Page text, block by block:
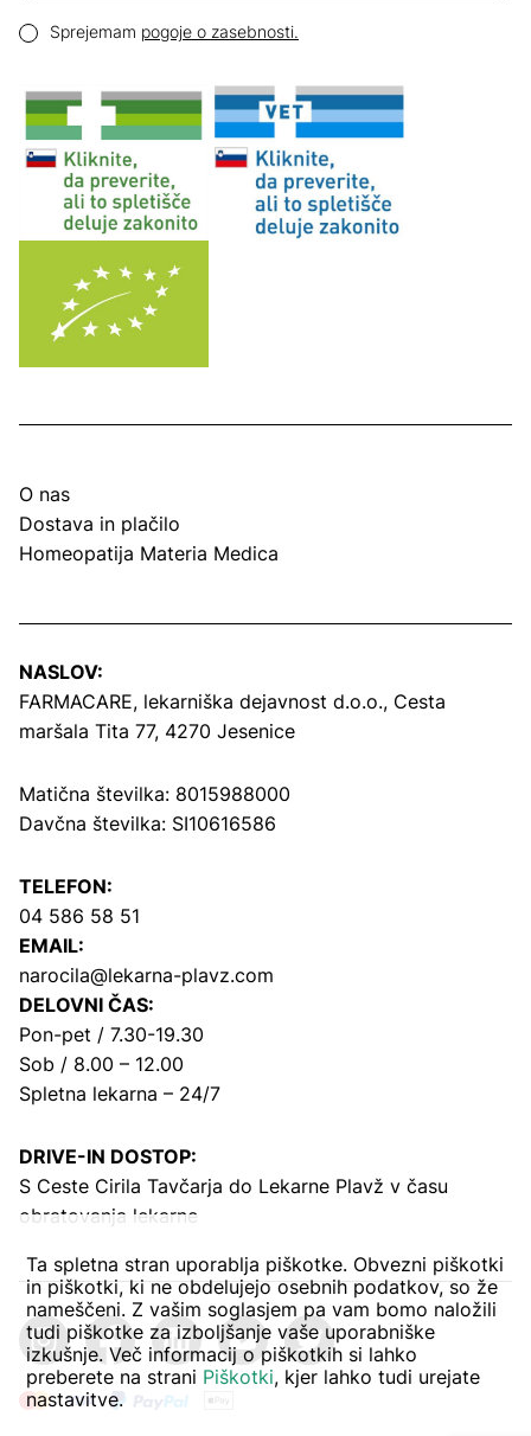
Pogoji zasebnosti
Sprejemam pogoje o zasebnosti.
O nas
Dostava in plačilo
Homeopatija Materia Medica
NASLOV:
FARMACARE, lekarniška dejavnost d.o.o., Cesta
maršala Tita 77, 4270 Jesenice
Matična številka: 8015988000
Davčna številka: SI10616586
TELEFON:
04 586 58 51
EMAIL:
narocila@lekarna-plavz.com
DELOVNI ČAS:
Pon-pet / 7.30-19.30
Sob / 8.00 – 12.00
Spletna lekarna – 24/7
DRIVE-IN DOSTOP:
S Ceste Cirila Tavčarja do Lekarne Plavž v času
obratovanja lekarne
Ta spletna stran uporablja piškotke. Obvezni piškotki
in piškotki, ki ne obdelujejo osebnih podatkov, so že
nameščeni. Z vašim soglasjem pa vam bomo naložili
tudi piškotke za izboljšanje vaše uporabniške
izkušnje. Več informacij o piškotkih si lahko
preberete na strani Piškotki, kjer lahko tudi urejate
nastavitve.